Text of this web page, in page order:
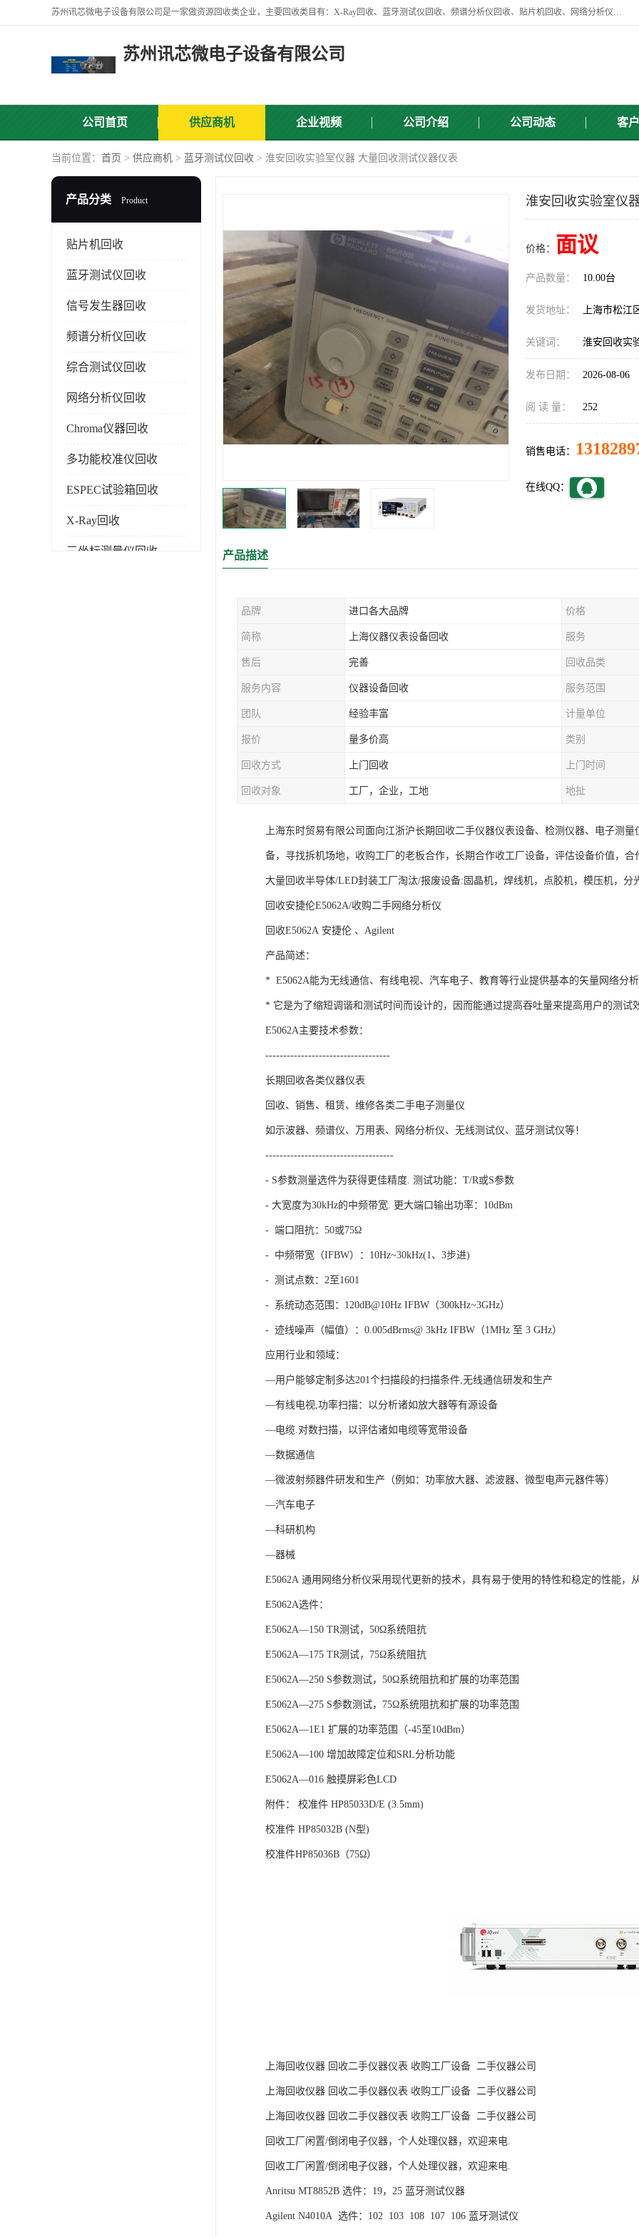
苏州讯芯微电子设备有限公司是一家做资源回收类企业，主要回收类目有：X-Ray回收、蓝牙测试仪回收、频谱分析仪回收、贴片机回收、网络分析仪回收、信号发生器回收等，从企业单位的需求出发，试通过本网络平台的建立有效整合物资市场，使可再生资源获得合理的流通和科学的再利用。
苏州讯芯微电子设备有限公司
公司首页 供应商机 企业视频 公司介绍 公司动态 客
当前位置： 首页 > 供应商机 > 蓝牙测试仪回收 > 淮安回收实验室仪器 大量回收测试仪器仪表
产品分类 Product
贴片机回收
蓝牙测试仪回收
信号发生器回收
频谱分析仪回收
综合测试仪回收
网络分析仪回收
Chroma仪器回收
多功能校准仪回收
ESPEC试验箱回收
X-Ray回收
三坐标测量仪回收
淮安回收实验室仪
价格： 面议
产品数量： 10.00台
发货地址： 上海市松江
关键词： 淮安回收实
发布日期： 2026-08-06
阅 读 量： 252
销售电话：
在线QQ：
产品描述
品牌 进口各大品牌 价格
简称 上海仪器仪表设备回收 服务
售后 完善 回收品类
服务内容 仪器设备回收 服务范围
团队 经验丰富 计量单位
报价 量多价高 类别
回收方式 上门回收 上门时间
回收对象 工厂，企业，工地 地扯
上海东时贸易有限公司面向江浙沪长期回收二手仪器仪表设备、检测仪器、电子测
备，寻找拆机场地，收购工厂的老板合作，长期合作收工厂设备，评估设备价值，合
大量回收半导体/LED封装工厂淘汰/报废设备:固晶机，焊线机，点胶机，模压机，分
回收安捷伦E5062A/收购二手网络分析仪
回收E5062A 安捷伦 、Agilent
产品简述：
* E5062A能为无线通信、有线电视、汽车电子、教育等行业提供基本的矢量网络分析
* 它是为了缩短调谐和测试时间而设计的，因而能通过提高吞吐量来提高用户的测试
E5062A主要技术参数：
-----------------------------------
长期回收各类仪器仪表
回收、销售、租赁、维修各类二手电子测量仪
如示波器、频谱仪、万用表、网络分析仪、无线测试仪、蓝牙测试仪等！
------------------------------------
- S参数测量选件为获得更佳精度. 测试功能：T/R或S参数
- 大宽度为30kHz的中频带宽. 更大端口输出功率：10dBm
- 端口阻抗：50或75Ω
- 中频带宽（IFBW）：10Hz~30kHz(1、3步进)
- 测试点数：2至1601
- 系统动态范围：120dB@10Hz IFBW（300kHz~3GHz）
- 迹线噪声（幅值）：0.005dBrms@ 3kHz IFBW（1MHz 至 3 GHz）
应用行业和领域：
—用户能够定制多达201个扫描段的扫描条件,无线通信研发和生产
—有线电视,功率扫描：以分析诸如放大器等有源设备
—电缆.对数扫描，以评估诸如电缆等宽带设备
—数据通信
—微波射频器件研发和生产（例如：功率放大器、滤波器、微型电声元器件等）
—汽车电子
—科研机构
—器械
E5062A 通用网络分析仪采用现代更新的技术，具有易于使用的特性和稳定的性能，
E5062A选件：
E5062A—150 TR测试，50Ω系统阻抗
E5062A—175 TR测试，75Ω系统阻抗
E5062A—250 S参数测试，50Ω系统阻抗和扩展的功率范围
E5062A—275 S参数测试，75Ω系统阻抗和扩展的功率范围
E5062A—1E1 扩展的功率范围（-45至10dBm）
E5062A—100 增加故障定位和SRL分析功能
E5062A—016 触摸屏彩色LCD
附件： 校准件 HP85033D/E (3.5mm)
校准件 HP85032B (N型)
校准件HP85036B（75Ω）
上海回收仪器 回收二手仪器仪表 收购工厂设备 二手仪器公司
上海回收仪器 回收二手仪器仪表 收购工厂设备 二手仪器公司
上海回收仪器 回收二手仪器仪表 收购工厂设备 二手仪器公司
回收工厂闲置/倒闭电子仪器，个人处理仪器，欢迎来电.
回收工厂闲置/倒闭电子仪器，个人处理仪器，欢迎来电.
Anritsu MT8852B 选件：19，25 蓝牙测试仪器
Agilent N4010A 选件：102 103 108 107 106 蓝牙测试仪